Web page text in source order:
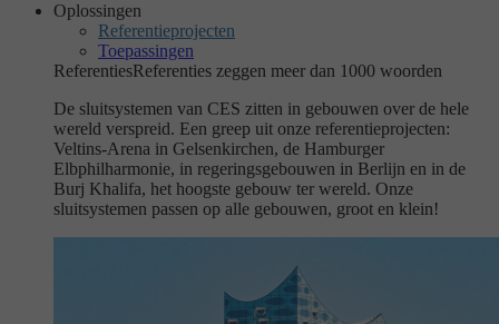
Oplossingen
Referentieprojecten
Toepassingen
ReferentiesReferenties zeggen meer dan 1000 woorden
De sluitsystemen van CES zitten in gebouwen over de hele
wereld verspreid. Een greep uit onze referentieprojecten:
Veltins-Arena in Gelsenkirchen, de Hamburger
Elbphilharmonie, in regeringsgebouwen in Berlijn en in de
Burj Khalifa, het hoogste gebouw ter wereld. Onze
sluitsystemen passen op alle gebouwen, groot en klein!